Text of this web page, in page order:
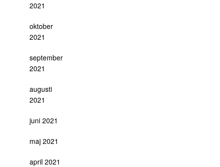
2021
oktober
2021
september
2021
augusti
2021
juni 2021
maj 2021
april 2021